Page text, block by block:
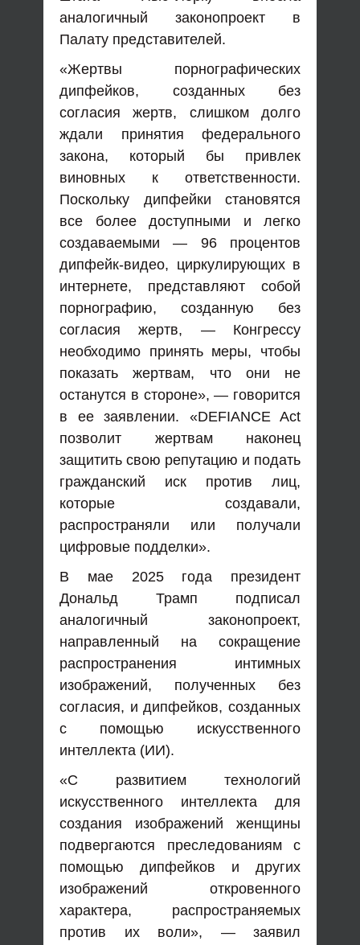
аналогичный законопроект в
Палату представителей.
«Жертвы порнографических
дипфейков, созданных без
согласия жертв, слишком долго
ждали принятия федерального
закона, который бы привлек
виновных к ответственности.
Поскольку дипфейки становятся
все более доступными и легко
создаваемыми — 96 процентов
дипфейк-видео, циркулирующих в
интернете, представляют собой
порнографию, созданную без
согласия жертв, — Конгрессу
необходимо принять меры, чтобы
показать жертвам, что они не
останутся в стороне», — говорится
в ее заявлении. «DEFIANCE Act
позволит жертвам наконец
защитить свою репутацию и подать
гражданский иск против лиц,
которые создавали,
распространяли или получали
цифровые подделки».
В мае 2025 года президент
Дональд Трамп подписал
аналогичный законопроект,
направленный на сокращение
распространения интимных
изображений, полученных без
согласия, и дипфейков, созданных
с помощью искусственного
интеллекта (ИИ).
«С развитием технологий
искусственного интеллекта для
создания изображений женщины
подвергаются преследованиям с
помощью дипфейков и других
изображений откровенного
характера, распространяемых
против их воли», — заявил